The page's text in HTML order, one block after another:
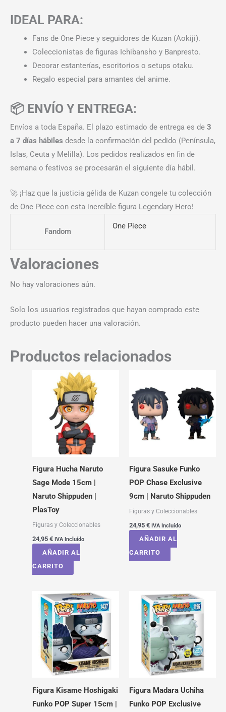
IDEAL PARA:
Fans de One Piece y seguidores de Kuzan (Aokiji).
Coleccionistas de figuras Ichibansho y Banpresto.
Decorar estanterías, escritorios o setups otaku.
Regalo especial para amantes del anime.
📦 ENVÍO Y ENTREGA:
Envíos a toda España. El plazo estimado de entrega es de 3
a 7 días hábiles desde la confirmación del pedido (Península,
Islas, Ceuta y Melilla). Los pedidos realizados en fin de
semana o festivos se procesarán el siguiente día hábil.
🚀 ¡Haz que la justicia gélida de Kuzan congele tu colección
de One Piece con esta increíble figura Legendary Hero!
Fandom
One Piece
Valoraciones
No hay valoraciones aún.
Solo los usuarios registrados que hayan comprado este
producto pueden hacer una valoración.
Productos relacionados
Figura Hucha Naruto
Sage Mode 15cm |
Naruto Shippuden |
PlasToy
Figuras y Coleccionables
24,95 € IVA Incluído
AÑADIR AL
CARRITO
Figura Sasuke Funko
POP Chase Exclusive
9cm | Naruto Shippuden
Figuras y Coleccionables
24,95 € IVA Incluído
AÑADIR AL
CARRITO
Figura Kisame Hoshigaki
Funko POP Super 15cm |
Figura Madara Uchiha
Funko POP Exclusive